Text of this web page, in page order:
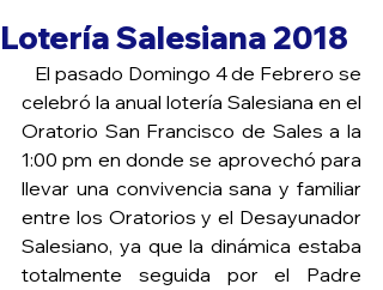
Lotería Salesiana 2018
celebró la anual lotería Salesiana en el
Oratorio San Francisco de Sales a la
1:00 pm en donde se aprovechó para
llevar una convivencia sana y familiar
entre los Oratorios y el Desayunador
Salesiano, ya que la dinámica estaba
totalmente seguida por el Padre